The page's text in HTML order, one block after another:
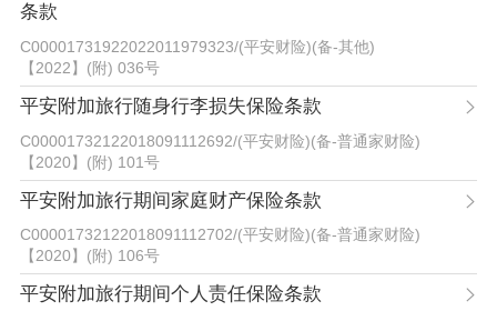
条款
C00001731922022011979323/(平安财险)(备-其他)
【2022】(附) 036号
平安附加旅行随身行李损失保险条款
C00001732122018091112692/(平安财险)(备-普通家财险)
【2020】(附) 101号
平安附加旅行期间家庭财产保险条款
C00001732122018091112702/(平安财险)(备-普通家财险)
【2020】(附) 106号
平安附加旅行期间个人责任保险条款